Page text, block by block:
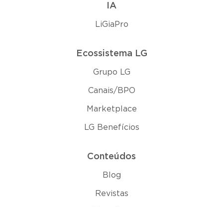
IA
LiGiaPro
Ecossistema LG
Grupo LG
Canais/BPO
Marketplace
LG Benefícios
Conteúdos
Blog
Revistas